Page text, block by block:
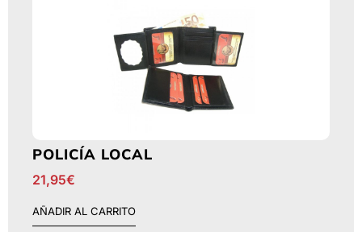
POLICÍA LOCAL
21,95€
AÑADIR AL CARRITO